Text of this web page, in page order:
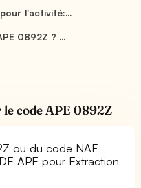
l'activité:...
0892Z ? ...
code APE 0892Z
ou du code NAF
APE pour Extraction